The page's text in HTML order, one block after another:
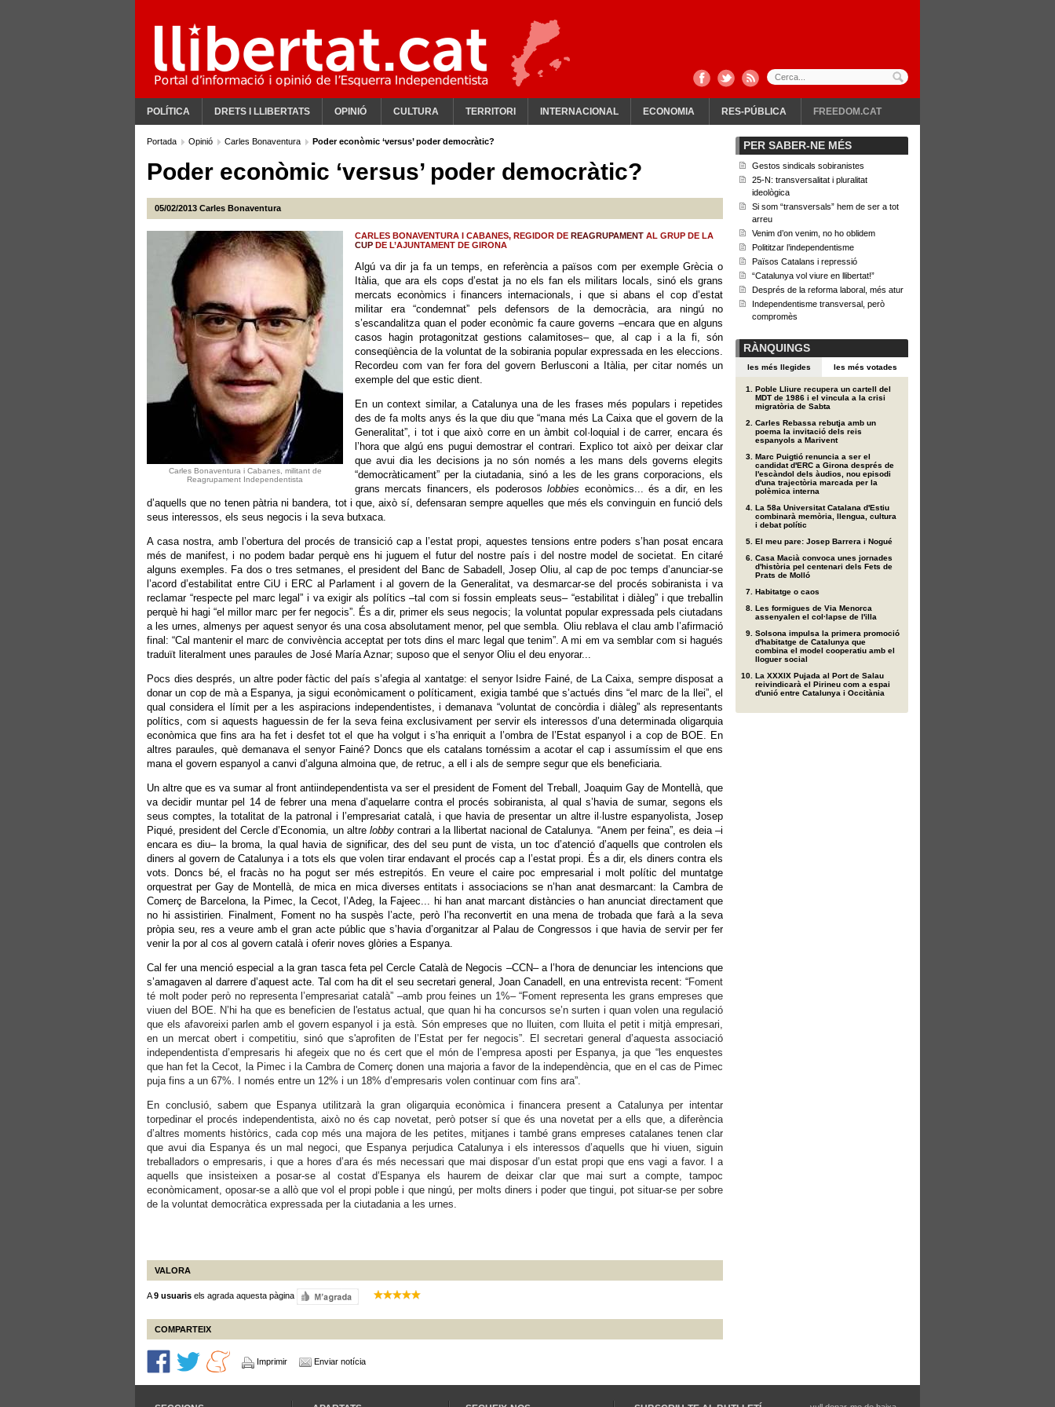
POLÍTICA DRETS I LLIBERTATS OPINIÓ CULTURA TERRITORI INTERNACIONAL ECONOMIA RES-PÚBLICA FREEDOM.CAT
Portada Opinió Carles Bonaventura Poder econòmic ‘versus’ poder democràtic?
Poder econòmic ‘versus’ poder democràtic?
05/02/2013 Carles Bonaventura
Carles Bonaventura i Cabanes, militant de
Reagrupament Independentista
CARLES BONAVENTURA I CABANES, REGIDOR DE REAGRUPAMENT AL GRUP DE LA
CUP DE L’AJUNTAMENT DE GIRONA
Algú va dir ja fa un temps, en referència a països com per exemple Grècia o
Itàlia, que ara els cops d’estat ja no els fan els militars locals, sinó els grans
mercats econòmics i financers internacionals, i que si abans el cop d’estat
militar era “condemnat” pels defensors de la democràcia, ara ningú no
s’escandalitza quan el poder econòmic fa caure governs –encara que en alguns
casos hagin protagonitzat gestions calamitoses– que, al cap i a la fi, són
conseqüència de la voluntat de la sobirania popular expressada en les eleccions.
Recordeu com van fer fora del govern Berlusconi a Itàlia, per citar només un
exemple del que estic dient.
En un context similar, a Catalunya una de les frases més populars i repetides
des de fa molts anys és la que diu que “mana més La Caixa que el govern de la
Generalitat”, i tot i que això corre en un àmbit col·loquial i de carrer, encara és
l’hora que algú ens pugui demostrar el contrari. Explico tot això per deixar clar
que avui dia les decisions ja no són només a les mans dels governs elegits
“democràticament” per la ciutadania, sinó a les de les grans corporacions, els
grans mercats financers, els poderososlobbies econòmics... és a dir, en les
d’aquells que no tenen pàtria ni bandera, tot i que, això sí, defensaran sempre aquelles que més els convinguin en funció dels
seus interessos, els seus negocis i la seva butxaca.
A casa nostra, amb l’obertura del procés de transició cap a l’estat propi, aquestes tensions entre poders s’han posat encara
més de manifest, i no podem badar perquè ens hi juguem el futur del nostre país i del nostre model de societat. En citaré
alguns exemples. Fa dos o tres setmanes, el president del Banc de Sabadell, Josep Oliu, al cap de poc temps d’anunciar-se
l’acord d’estabilitat entre CiU i ERC al Parlament i al govern de la Generalitat, va desmarcar-se del procés sobiranista i va
reclamar “respecte pel marc legal” i va exigir als polítics –tal com si fossin empleats seus– “estabilitat i diàleg” i que treballin
perquè hi hagi “el millor marc per fer negocis”. És a dir, primer els seus negocis; la voluntat popular expressada pels ciutadans
a les urnes, almenys per aquest senyor és una cosa absolutament menor, pel que sembla. Oliu reblava el clau amb l’afirmació
final: “Cal mantenir el marc de convivència acceptat per tots dins el marc legal que tenim”. A mi em va semblar com si hagués
traduït literalment unes paraules de José María Aznar; suposo que el senyor Oliu el deu enyorar...
Pocs dies després, un altre poder fàctic del país s’afegia al xantatge: el senyor Isidre Fainé, de La Caixa, sempre disposat a
donar un cop de mà a Espanya, ja sigui econòmicament o políticament, exigia també que s’actués dins “el marc de la llei”, el
qual considera el límit per a les aspiracions independentistes, i demanava “voluntat de concòrdia i diàleg” als representants
polítics, com si aquests haguessin de fer la seva feina exclusivament per servir els interessos d’una determinada oligarquia
econòmica que fins ara ha fet i desfet tot el que ha volgut i s’ha enriquit a l’ombra de l’Estat espanyol i a cop de BOE. En
altres paraules, què demanava el senyor Fainé? Doncs que els catalans tornéssim a acotar el cap i assumíssim el que ens
mana el govern espanyol a canvi d’alguna almoina que, de retruc, a ell i als de sempre segur que els beneficiaria.
Un altre que es va sumar al front antiindependentista va ser el president de Foment del Treball, Joaquim Gay de Montellà, que
va decidir muntar pel 14 de febrer una mena d’aquelarre contra el procés sobiranista, al qual s’havia de sumar, segons els
seus comptes, la totalitat de la patronal i l’empresariat català, i que havia de presentar un altre il·lustre espanyolista, Josep
Piqué, president del Cercle d’Economia, un altre lobbycontrari a la llibertat nacional de Catalunya. “Anem per feina”, es deia –i
encara es diu– la broma, la qual havia de significar, des del seu punt de vista, un toc d’atenció d’aquells que controlen els
diners al govern de Catalunya i a tots els que volen tirar endavant el procés cap a l’estat propi. És a dir, els diners contra els
vots. Doncs bé, el fracàs no ha pogut ser més estrepitós. En veure el caire poc empresarial i molt polític del muntatge
orquestrat per Gay de Montellà, de mica en mica diverses entitats i associacions se n’han anat desmarcant: la Cambra de
Comerç de Barcelona, la Pimec, la Cecot, l’Adeg, la Fajeec... hi han anat marcant distàncies o han anunciat directament que
no hi assistirien. Finalment, Foment no ha suspès l’acte, però l’ha reconvertit en una mena de trobada que farà a la seva
pròpia seu, res a veure amb el gran acte públic que s’havia d’organitzar al Palau de Congressos i que havia de servir per fer
venir la por al cos al govern català i oferir noves glòries a Espanya.
Cal fer una menció especial a la gran tasca feta pel Cercle Català de Negocis –CCN– a l’hora de denunciar les intencions que
s’amagaven al darrere d’aquest acte. Tal com ha dit el seu secretari general, Joan Canadell, en una entrevista recent: “Foment
té molt poder però no representa l’empresariat català” –amb prou feines un 1%– “Foment representa les grans empreses que
viuen del BOE. N’hi ha que es beneficien de l'estatus actual, que quan hi ha concursos se’n surten i quan volen una regulació
que els afavoreixi parlen amb el govern espanyol i ja està. Són empreses que no lluiten, com lluita el petit i mitjà empresari,
en un mercat obert i competitiu, sinó que s'aprofiten de l’Estat per fer negocis”. El secretari general d’aquesta associació
independentista d’empresaris hi afegeix que no és cert que el món de l’empresa aposti per Espanya, ja que “les enquestes
que han fet la Cecot, la Pimec i la Cambra de Comerç donen una majoria a favor de la independència, que en el cas de Pimec
puja fins a un 67%. I només entre un 12% i un 18% d’empresaris volen continuar com fins ara”.
En conclusió, sabem que Espanya utilitzarà la gran oligarquia econòmica i financera present a Catalunya per intentar
torpedinar el procés independentista, això no és cap novetat, però potser sí que és una novetat per a ells que, a diferència
d’altres moments històrics, cada cop més una majora de les petites, mitjanes i també grans empreses catalanes tenen clar
que avui dia Espanya és un mal negoci, que Espanya perjudica Catalunya i els interessos d’aquells que hi viuen, siguin
treballadors o empresaris, i que a hores d’ara és més necessari que mai disposar d’un estat propi que ens vagi a favor. I a
aquells que insisteixen a posar-se al costat d’Espanya els haurem de deixar clar que mai surt a compte, tampoc
econòmicament, oposar-se a allò que vol el propi poble i que ningú, per molts diners i poder que tingui, pot situar-se per sobre
de la voluntat democràtica expressada per la ciutadania a les urnes.
VALORA
A9 usuaris els agrada aquesta pàgina
COMPARTEIX
Imprimir Enviar notícia
PER SABER-NE MÉS
Gestos sindicals sobiranistes
25-N: transversalitat i pluralitat
ideològica
Si som “transversals” hem de ser a tot
arreu
Venim d’on venim, no ho oblidem
Polititzar l’independentisme
Països Catalans i repressió
“Catalunya vol viure en llibertat!”
Després de la reforma laboral, més atur
Independentisme transversal, però
compromès
RÀNQUINGS
les més llegides les més votades
Poble Lliure recupera un cartell del
MDT de 1986 i el vincula a la crisi
migratòria de Sabta
Carles Rebassa rebutja amb un
poema la invitació dels reis
espanyols a Marivent
Marc Puigtió renuncia a ser el
candidat d'ERC a Girona després de
l'escàndol dels àudios, nou episodi
d'una trajectòria marcada per la
polèmica interna
La 58a Universitat Catalana d'Estiu
combinarà memòria, llengua, cultura
i debat polític
El meu pare: Josep Barrera i Nogué
Casa Macià convoca unes jornades
d'història pel centenari dels Fets de
Prats de Molló
Habitatge o caos
Les formigues de Via Menorca
assenyalen el col·lapse de l'illa
Solsona impulsa la primera promoció
d'habitatge de Catalunya que
combina el model cooperatiu amb el
lloguer social
La XXXIX Pujada al Port de Salau
reivindicarà el Pirineu com a espai
d'unió entre Catalunya i Occitània